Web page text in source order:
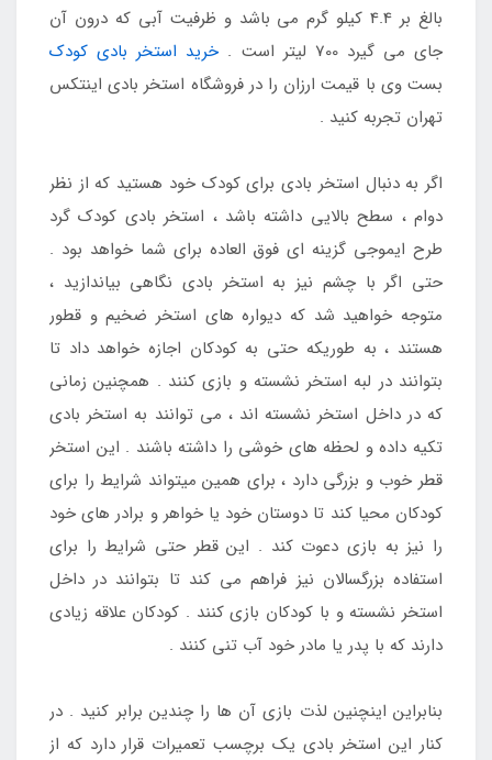
بالغ بر 4.4 کیلو گرم می باشد و ظرفیت آبی که درون آن
جای می گیرد 700 لیتر است .
خرید استخر بادی کودک
بست وی با قیمت ارزان را در فروشگاه استخر بادی اینتکس
تهران تجربه کنید .
اگر به دنبال استخر بادی برای کودک خود هستید که از نظر
دوام ، سطح بالایی داشته باشد ، استخر بادی کودک گرد
طرح ایموجی گزینه ای فوق العاده برای شما خواهد بود .
حتی اگر با چشم نیز به استخر بادی نگاهی بیاندازید ،
متوجه خواهید شد که دیواره های استخر ضخیم و قطور
هستند ، به طوریکه حتی به کودکان اجازه خواهد داد تا
بتوانند در لبه استخر نشسته و بازی کنند . همچنین زمانی
که در داخل استخر نشسته اند ، می توانند به استخر بادی
تکیه داده و لحظه های خوشی را داشته باشند . این استخر
قطر خوب و بزرگی دارد ، برای همین میتواند شرایط را برای
کودکان محیا کند تا دوستان خود یا خواهر و برادر های خود
را نیز به بازی دعوت کند . این قطر حتی شرایط را برای
استفاده بزرگسالان نیز فراهم می کند تا بتوانند در داخل
استخر نشسته و با کودکان بازی کنند . کودکان علاقه زیادی
دارند که با پدر یا مادر خود آب تنی کنند .
بنابراین اینچنین لذت بازی آن ها را چندین برابر کنید . در
کنار این استخر بادی یک برچسب تعمیرات قرار دارد که از